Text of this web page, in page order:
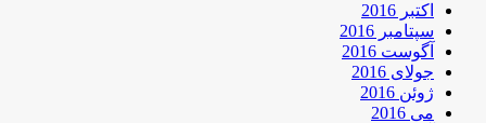
اکتبر 2016
سپتامبر 2016
آگوست 2016
جولای 2016
ژوئن 2016
می 2016